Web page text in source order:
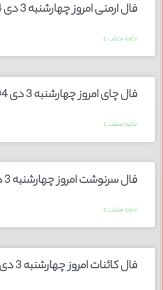
فال ارمنی امروز چهارشنبه 3 دی 1404
ادامه مطلب »
فال چای امروز چهارشنبه 3 دی 1404
ادامه مطلب »
فال سرنوشت امروز چهارشنبه 3 دی 1404
ادامه مطلب »
فال کائنات امروز چهارشنبه 3 دی 1404